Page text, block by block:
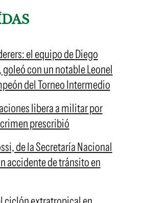
el equipo de Diego
con un notable Leonel
del Torneo Intermedio
libera a militar por
prescribió
de la Secretaría Nacional
accidente de tránsito en